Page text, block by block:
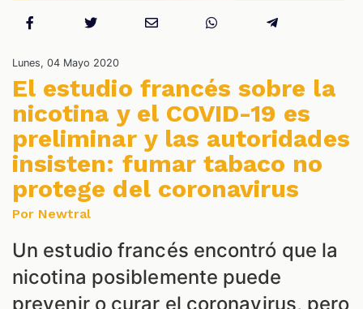
Lunes, 04 Mayo 2020
El estudio francés sobre la
nicotina y el COVID-19 es
preliminar y las autoridades
insisten: fumar tabaco no
protege del coronavirus
Por Newtral
Un estudio francés encontró que la
nicotina posiblemente puede
prevenir o curar el coronavirus, pero